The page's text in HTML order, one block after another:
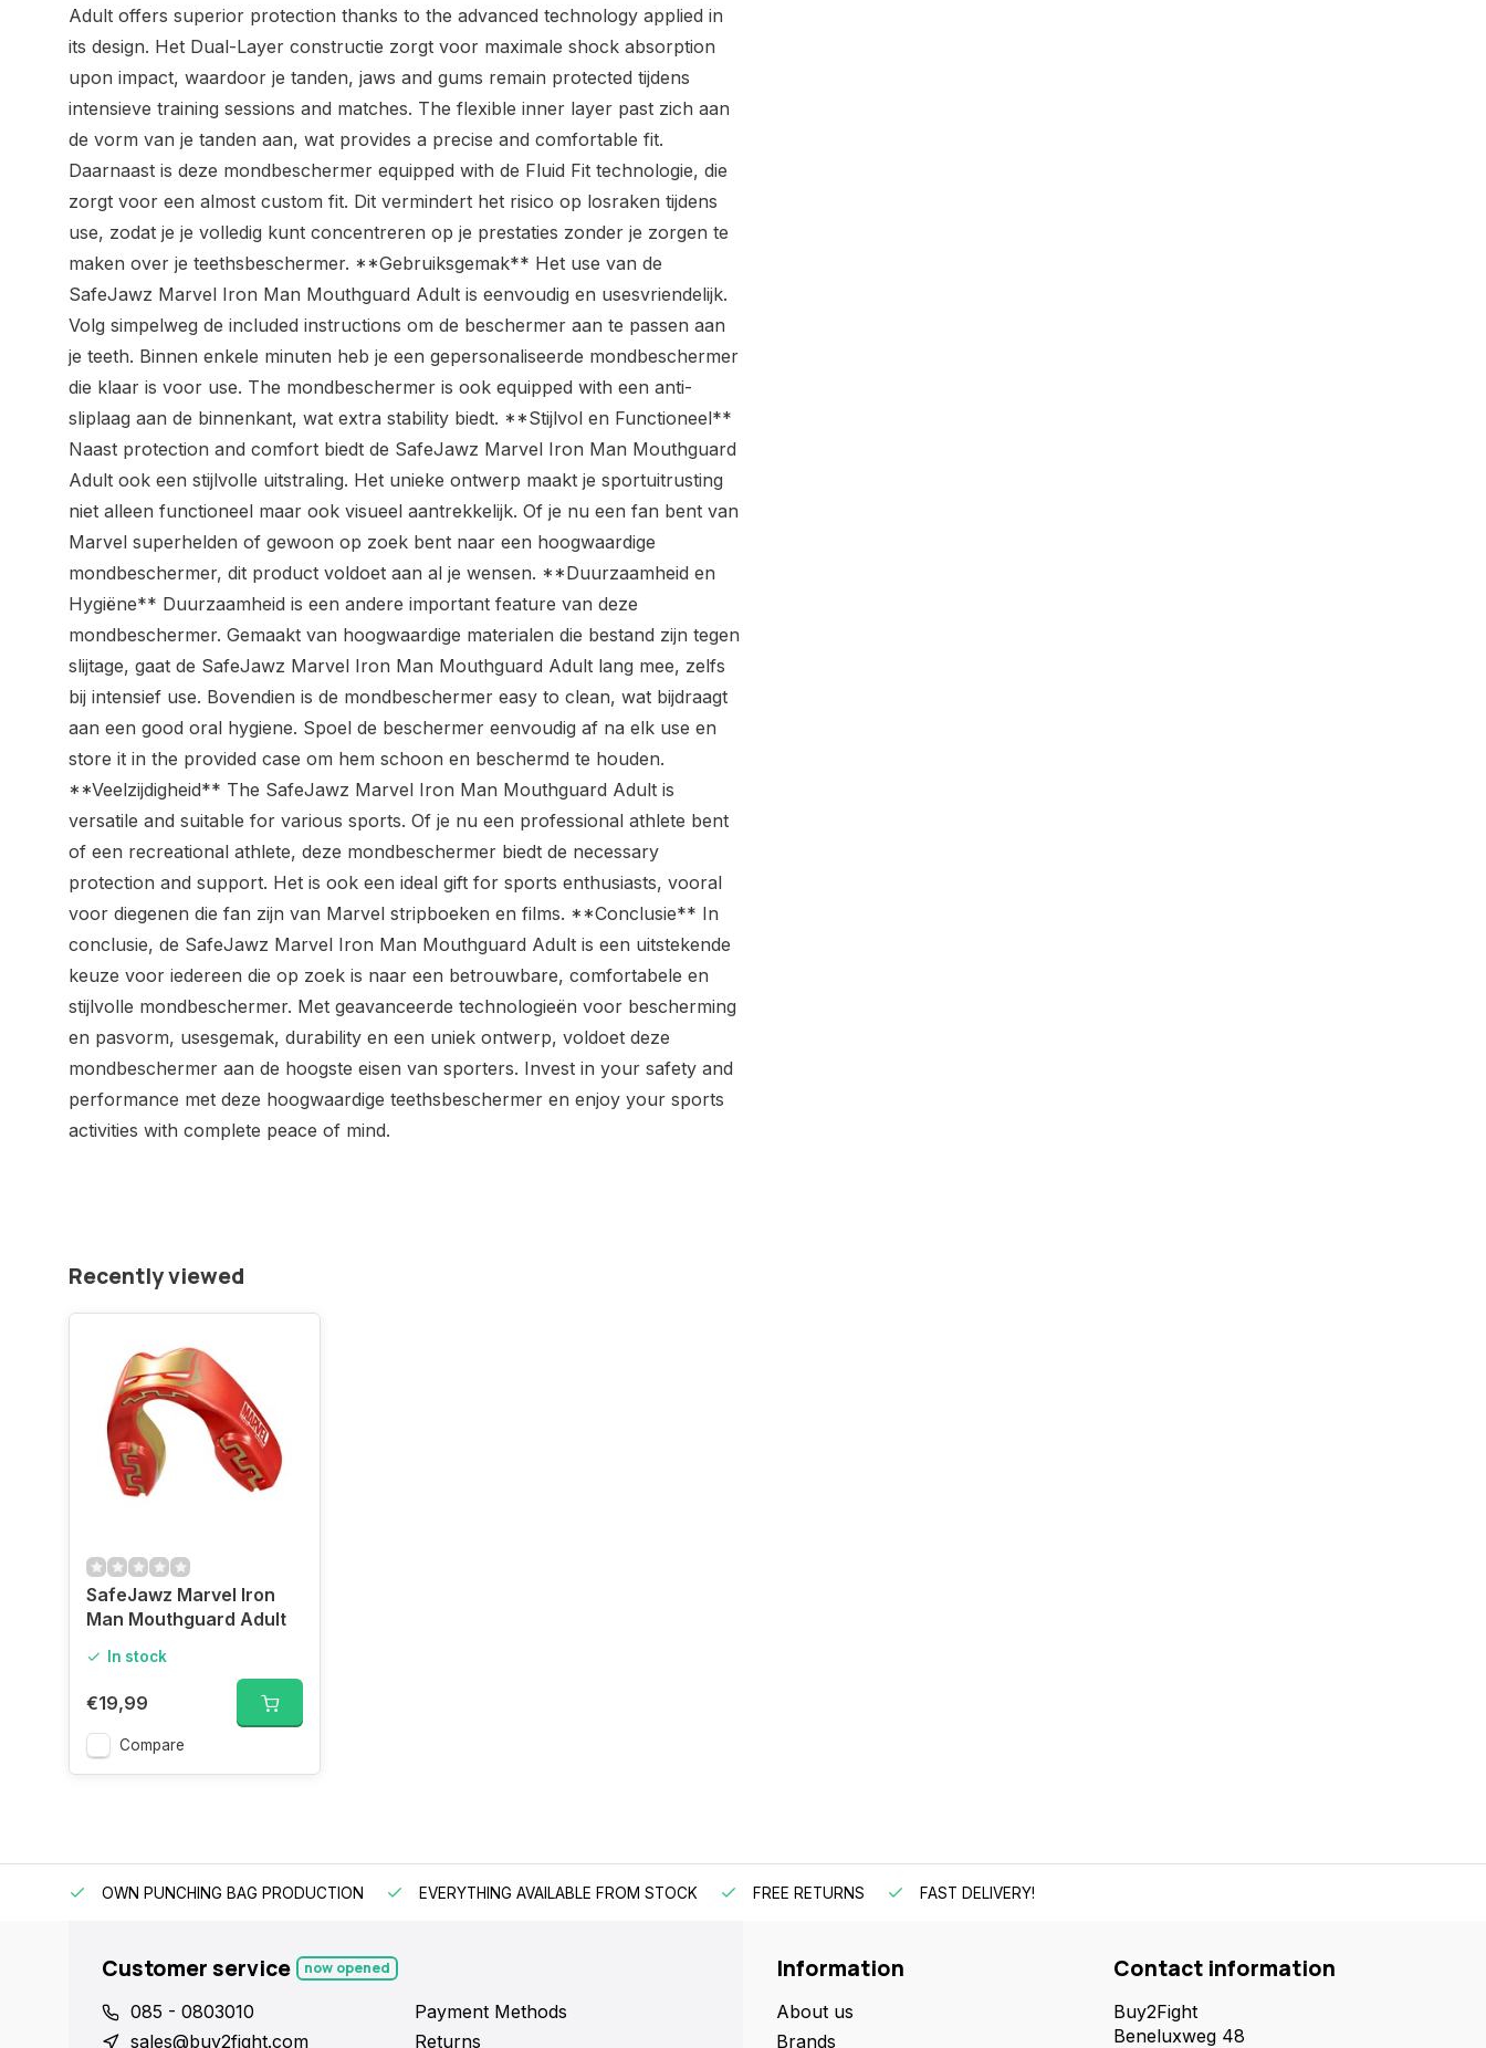
Adult offers superior protection thanks to the advanced technology applied in
its design. Het Dual-Layer constructie zorgt voor maximale shock absorption
upon impact, waardoor je tanden, jaws and gums remain protected tijdens
intensieve training sessions and matches. The flexible inner layer past zich aan
de vorm van je tanden aan, wat provides a precise and comfortable fit.
Daarnaast is deze mondbeschermer equipped with de Fluid Fit technologie, die
zorgt voor een almost custom fit. Dit vermindert het risico op losraken tijdens
use, zodat je je volledig kunt concentreren op je prestaties zonder je zorgen te
maken over je teethsbeschermer. **Gebruiksgemak** Het use van de
SafeJawz Marvel Iron Man Mouthguard Adult is eenvoudig en usesvriendelijk.
Volg simpelweg de included instructions om de beschermer aan te passen aan
je teeth. Binnen enkele minuten heb je een gepersonaliseerde mondbeschermer
die klaar is voor use. The mondbeschermer is ook equipped with een anti-
sliplaag aan de binnenkant, wat extra stability biedt. **Stijlvol en Functioneel**
Naast protection and comfort biedt de SafeJawz Marvel Iron Man Mouthguard
Adult ook een stijlvolle uitstraling. Het unieke ontwerp maakt je sportuitrusting
niet alleen functioneel maar ook visueel aantrekkelijk. Of je nu een fan bent van
Marvel superhelden of gewoon op zoek bent naar een hoogwaardige
mondbeschermer, dit product voldoet aan al je wensen. **Duurzaamheid en
Hygiëne** Duurzaamheid is een andere important feature van deze
mondbeschermer. Gemaakt van hoogwaardige materialen die bestand zijn tegen
slijtage, gaat de SafeJawz Marvel Iron Man Mouthguard Adult lang mee, zelfs
bij intensief use. Bovendien is de mondbeschermer easy to clean, wat bijdraagt
aan een good oral hygiene. Spoel de beschermer eenvoudig af na elk use en
store it in the provided case om hem schoon en beschermd te houden.
**Veelzijdigheid** The SafeJawz Marvel Iron Man Mouthguard Adult is
versatile and suitable for various sports. Of je nu een professional athlete bent
of een recreational athlete, deze mondbeschermer biedt de necessary
protection and support. Het is ook een ideal gift for sports enthusiasts, vooral
voor diegenen die fan zijn van Marvel stripboeken en films. **Conclusie** In
conclusie, de SafeJawz Marvel Iron Man Mouthguard Adult is een uitstekende
keuze voor iedereen die op zoek is naar een betrouwbare, comfortabele en
stijlvolle mondbeschermer. Met geavanceerde technologieën voor bescherming
en pasvorm, usesgemak, durability en een uniek ontwerp, voldoet deze
mondbeschermer aan de hoogste eisen van sporters. Invest in your safety and
performance met deze hoogwaardige teethsbeschermer en enjoy your sports
activities with complete peace of mind.
Recently viewed
SafeJawz Marvel Iron
Man Mouthguard Adult
In stock
€19,99
Compare
OWN PUNCHING BAG PRODUCTION EVERYTHING AVAILABLE FROM STOCK FREE RETURNS FAST DELIVERY!
Customer service now opened
085 - 0803010
sales@buy2fight.com
Payment Methods
Returns
Information
About us
Brands
Contact information
Buy2Fight
Beneluxweg 48